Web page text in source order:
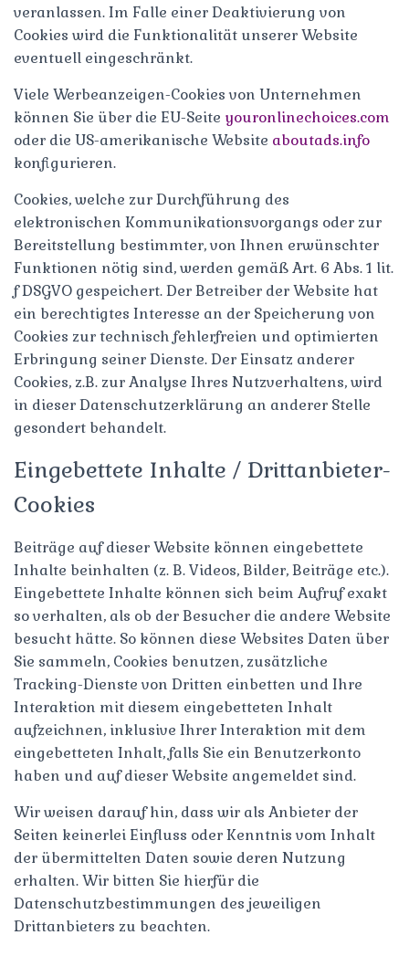
veranlassen. Im Falle einer Deaktivierung von
Cookies wird die Funktionalität unserer Website
eventuell eingeschränkt.
Viele Werbeanzeigen-Cookies von Unternehmen
können Sie über die EU-Seite youronlinechoices.com
oder die US-amerikanische Website aboutads.info
konfigurieren.
Cookies, welche zur Durchführung des
elektronischen Kommunikationsvorgangs oder zur
Bereitstellung bestimmter, von Ihnen erwünschter
Funktionen nötig sind, werden gemäß Art. 6 Abs. 1 lit.
f DSGVO gespeichert. Der Betreiber der Website hat
ein berechtigtes Interesse an der Speicherung von
Cookies zur technisch fehlerfreien und optimierten
Erbringung seiner Dienste. Der Einsatz anderer
Cookies, z.B. zur Analyse Ihres Nutzverhaltens, wird
in dieser Datenschutzerklärung an anderer Stelle
gesondert behandelt.
Eingebettete Inhalte / Drittanbieter-
Cookies
Beiträge auf dieser Website können eingebettete
Inhalte beinhalten (z. B. Videos, Bilder, Beiträge etc.).
Eingebettete Inhalte können sich beim Aufruf exakt
so verhalten, als ob der Besucher die andere Website
besucht hätte. So können diese Websites Daten über
Sie sammeln, Cookies benutzen, zusätzliche
Tracking-Dienste von Dritten einbetten und Ihre
Interaktion mit diesem eingebetteten Inhalt
aufzeichnen, inklusive Ihrer Interaktion mit dem
eingebetteten Inhalt, falls Sie ein Benutzerkonto
haben und auf dieser Website angemeldet sind.
Wir weisen darauf hin, dass wir als Anbieter der
Seiten keinerlei Einfluss oder Kenntnis vom Inhalt
der übermittelten Daten sowie deren Nutzung
erhalten. Wir bitten Sie hierfür die
Datenschutzbestimmungen des jeweiligen
Drittanbieters zu beachten.